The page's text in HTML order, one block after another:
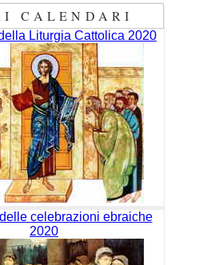
CALENDARI
Liturgia Cattolica 2020
celebrazioni ebraiche
2020